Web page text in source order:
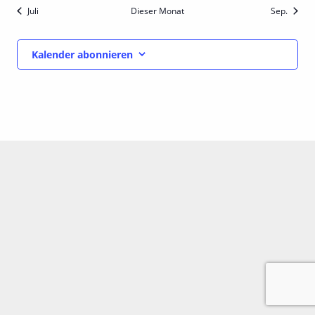
Juli Dieser Monat Sep.
Kalender abonnieren